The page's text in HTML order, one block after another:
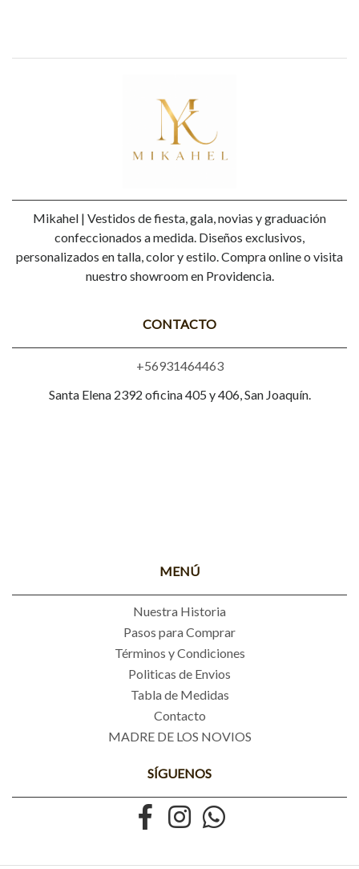
Mikahel | Vestidos de fiesta, gala, novias y graduación
confeccionados a medida. Diseños exclusivos,
personalizados en talla, color y estilo. Compra online o visita
nuestro showroom en Providencia.
CONTACTO
+56931464463
Santa Elena 2392 oficina 405 y 406, San Joaquín.
MENÚ
Nuestra Historia
Pasos para Comprar
Términos y Condiciones
Politicas de Envios
Tabla de Medidas
Contacto
MADRE DE LOS NOVIOS
SÍGUENOS